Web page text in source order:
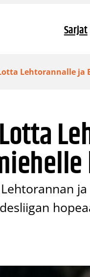
Sarjat
Lehtorannalle ja